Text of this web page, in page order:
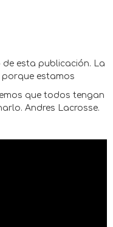
de esta publicación. La
estamos
que todos tengan
Andres Lacrosse.